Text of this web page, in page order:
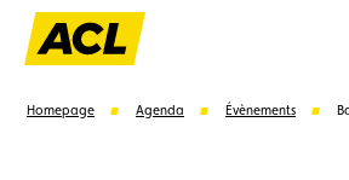
Homepage Agenda Évènements